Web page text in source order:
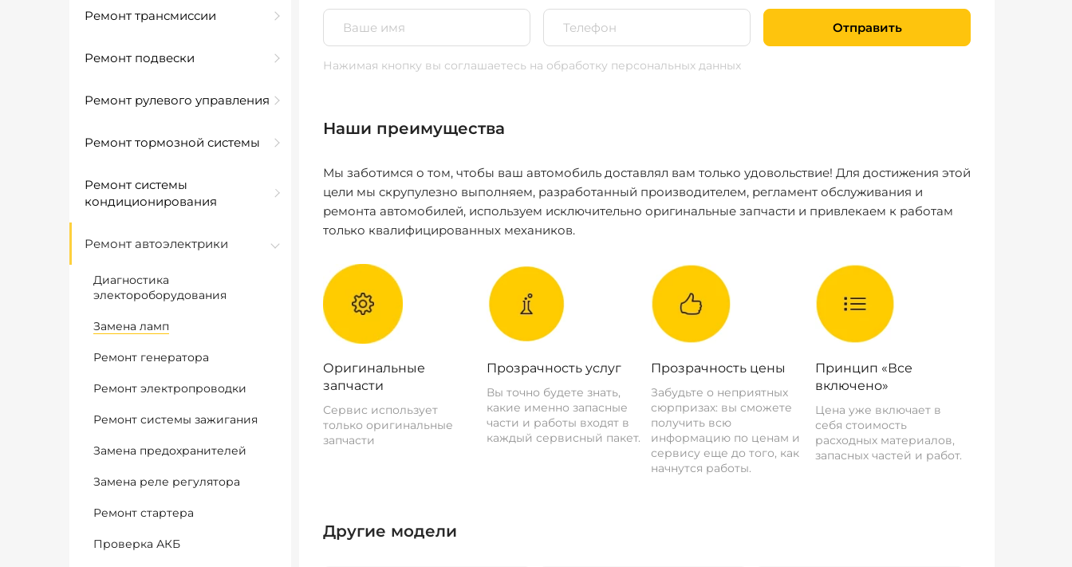
Ремонт трансмиссии
Ремонт подвески
Ремонт рулевого управления
Ремонт тормозной системы
Ремонт системы
кондиционирования
Ремонт автоэлектрики
Диагностика
электороборудования
Замена ламп
Ремонт генератора
Ремонт электропроводки
Ремонт системы зажигания
Замена предохранителей
Замена реле регулятора
Ремонт стартера
Проверка АКБ
Отправить
Нажимая кнопку вы соглашаетесь на обработку персональных данных
Наши преимущества
Мы заботимся о том, чтобы ваш автомобиль доставлял вам только удовольствие! Для достижения этой
цели мы скрупулезно выполняем, разработанный производителем, регламент обслуживания и
ремонта автомобилей, используем исключительно оригинальные запчасти и привлекаем к работам
только квалифицированных механиков.
Оригинальные
запчасти
Сервис использует
только оригинальные
запчасти
Прозрачность услуг
Вы точно будете знать,
какие именно запасные
части и работы входят в
каждый сервисный пакет.
Прозрачность цены
Забудьте о неприятных
сюрпризах: вы сможете
получить всю
информацию по ценам и
сервису еще до того, как
начнутся работы.
Принцип «Все
включено»
Цена уже включает в
себя стоимость
расходных материалов,
запасных частей и работ.
Другие модели